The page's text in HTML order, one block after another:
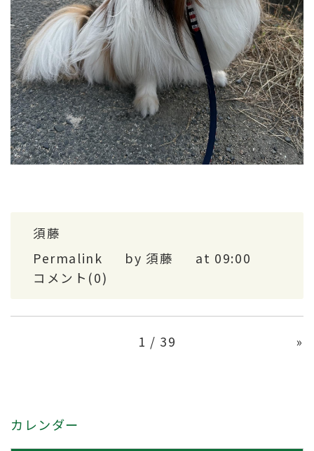
須藤
Permalink
by 須藤
at 09:00
コメント(0)
1 / 39 »
カレンダー